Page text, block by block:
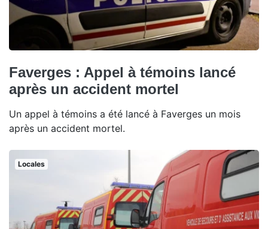
Faverges : Appel à témoins lancé
après un accident mortel
Un appel à témoins a été lancé à Faverges un mois
après un accident mortel.
Locales